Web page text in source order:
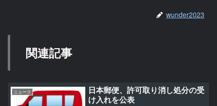
wunder2023
関連記事
ニュース
日本郵便、許可取り消し処分の受
け入れを公表